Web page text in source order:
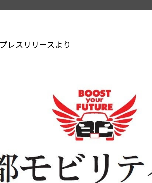
レスリリースより